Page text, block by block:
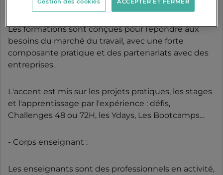
- Formations spécialisées :
Les formations sont conçues pour répondre aux
besoins du marché du travail, avec une forte
composante pratique et des partenariats avec des
entreprises.
L'accent est mis sur les projets pratiques, les stages
et l'apprentissage par l'expérience : défis,
Challenges 48 ou 72H, les Ydays, Les Bootcamps…
- Corps enseignant :
Les enseignants sont des professionnels en activité,